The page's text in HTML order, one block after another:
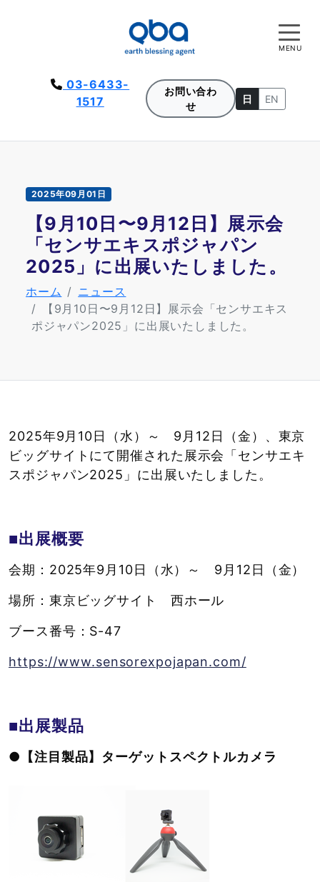
03-6433-
1517
お問い合わ
せ
日 EN
MENU
2025年09月01日
【9月10日〜9月12日】展示会
「センサエキスポジャパン
2025」に出展いたしました。
ホーム
ニュース
【9月10日〜9月12日】展示会「センサエキス
ポジャパン2025」に出展いたしました。
2025年9月10日（水）～ 9月12日（金）、東京
ビッグサイトにて開催された展示会「センサエキ
スポジャパン2025」に出展いたしました。
■出展概要
会期：2025年9月10日（水）～ 9月12日（金）
場所：東京ビッグサイト 西ホール
ブース番号：S-47
https://www.sensorexpojapan.com/
■出展製品
●【注目製品】ターゲットスペクトルカメラ